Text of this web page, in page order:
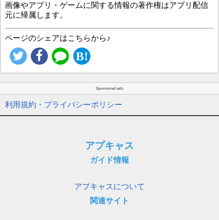
画像やアプリ・ゲームに関する情報の著作権はアプリ配信
元に帰属します。
ページのシェアはこちらから♪
Sponsored ads
利用規約・プライバシーポリシー
アプキャス
ガイド情報
アプキャスについて
関連サイト